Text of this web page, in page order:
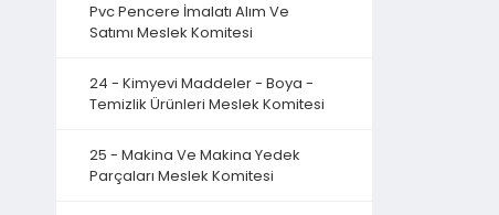
Pvc Pencere İmalatı Alım Ve
Satımı Meslek Komitesi
24 - Kimyevi Maddeler - Boya -
Temizlik Ürünleri Meslek Komitesi
25 - Makina Ve Makina Yedek
Parçaları Meslek Komitesi